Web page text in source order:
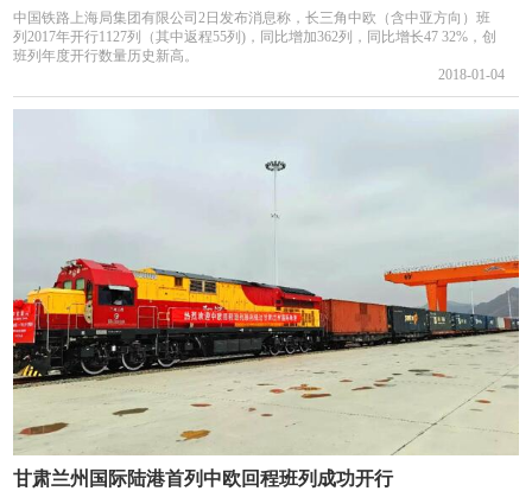
中国铁路上海局集团有限公司2日发布消息称，长三角中欧（含中亚方向）班
列2017年开行1127列（其中返程55列)，同比增加362列，同比增长47 32%，创
班列年度开行数量历史新高。
2018-01-04
甘肃兰州国际陆港首列中欧回程班列成功开行